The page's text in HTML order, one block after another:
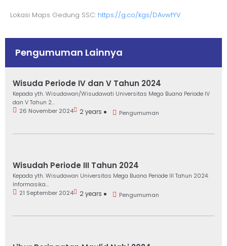
Lokasi Maps Gedung SSC: https://g.co/kgs/DAvwfYV
Pengumuman Lainnya
Wisuda Periode IV dan V Tahun 2024
Kepada yth. Wisudawan/Wisudawati Universitas Mega Buana Periode IV
dan V Tahun 2...
26 November 2024
2 years Pengumuman
Wisudah Periode III Tahun 2024
Kepada yth. Wisudawan Universitas Mega Buana Periode III Tahun 2024.
Informasika...
21 September 2024
2 years Pengumuman